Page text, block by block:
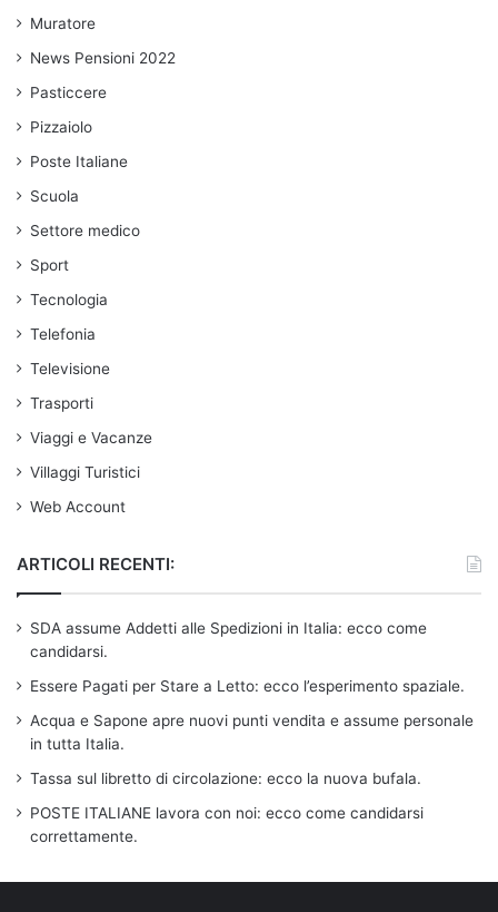
Muratore
News Pensioni 2022
Pasticcere
Pizzaiolo
Poste Italiane
Scuola
Settore medico
Sport
Tecnologia
Telefonia
Televisione
Trasporti
Viaggi e Vacanze
Villaggi Turistici
Web Account
ARTICOLI RECENTI:
SDA assume Addetti alle Spedizioni in Italia: ecco come
candidarsi.
Essere Pagati per Stare a Letto: ecco l’esperimento spaziale.
Acqua e Sapone apre nuovi punti vendita e assume personale
in tutta Italia.
Tassa sul libretto di circolazione: ecco la nuova bufala.
POSTE ITALIANE lavora con noi: ecco come candidarsi
correttamente.